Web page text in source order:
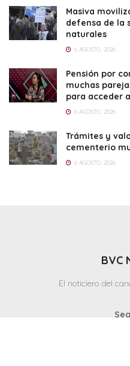
Masiva
defensa de la
naturales
6 AGOSTO, 2026
Pensión por
muchas
para acceder
6 AGOSTO, 2026
Trámites y
cementerio
6 AGOSTO, 2026
BVC
El noticiero del